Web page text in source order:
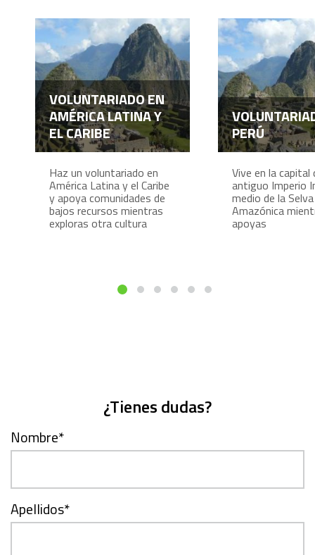
VOLUNTARIADO EN
AMÉRICA LATINA Y
EL CARIBE
Haz un voluntariado en
América Latina y el Caribe
y apoya comunidades de
bajos recursos mientras
exploras otra cultura
PERÚ
Vive en la capital
antiguo Imperio
medio de la Selva
Amazónica
apoyas
¿Tienes dudas?
Nombre*
Apellidos*